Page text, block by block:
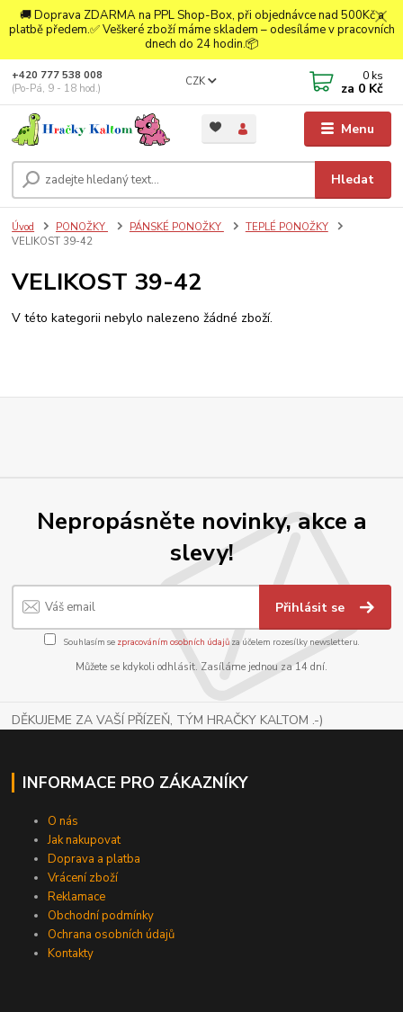
🚚 Doprava ZDARMA na PPL Shop-Box, při objednávce nad 500Kč a
platbě předem.✅ Veškeré zboží máme skladem – odesíláme v pracovních
dnech do 24 hodin.📦
Menu
CZK
Hledat
+420 777 538 008
(Po-Pá, 9 - 18 hod.)
0 ks
za 0 Kč
Úvod PONOŽKY PÁNSKÉ PONOŽKY
TEPLÉ PONOŽKY
VELIKOST 39-42
VELIKOST 39-42
V této kategorii nebylo nalezeno žádné zboží.
Nepropásněte novinky, akce a
slevy!
Přihlásit se
Souhlasím se zpracováním osobních údajůza účelem rozesílky newsletteru.
Můžete se kdykoli odhlásit. Zasíláme jednou za 14 dní.
DĚKUJEME ZA VAŠÍ PŘÍZEŇ, TÝM HRAČKY KALTOM .-)
INFORMACE PRO ZÁKAZNÍKY
O nás
Jak nakupovat
Doprava a platba
Vrácení zboží
Reklamace
Obchodní podmínky
Ochrana osobních údajů
Kontakty